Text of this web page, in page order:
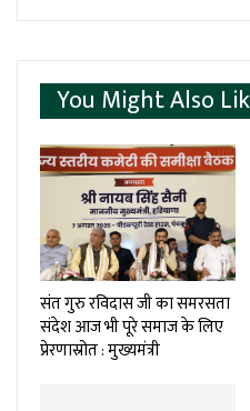
You Might Also
संत गुरु रविदास जी का समरसता
संदेश आज भी पूरे समाज के लिए
प्रेरणास्रोत : मुख्यमंत्री